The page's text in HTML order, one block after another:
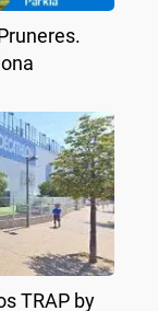
TRAP by